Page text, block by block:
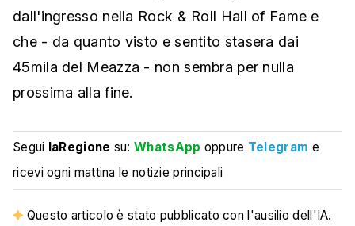
dall'ingresso nella Rock & Roll Hall of Fame e
che - da quanto visto e sentito stasera dai
45mila del Meazza - non sembra per nulla
prossima alla fine.
Segui laRegione su:WhatsApp oppure Telegram e
ricevi ogni mattina le notizie principali
Questo articolo è stato pubblicato con l'ausilio dell'IA.